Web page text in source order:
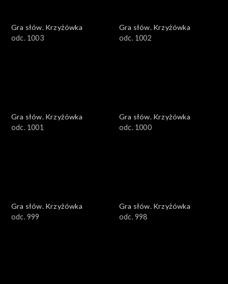
Gra słów. Krzyżówka
odc. 1003
Gra słów. Krzyżówka
odc. 1002
Gra słów. Krzyżówka
odc. 1001
Gra słów. Krzyżówka
odc. 1000
Gra słów. Krzyżówka
odc. 999
Gra słów. Krzyżówka
odc. 998